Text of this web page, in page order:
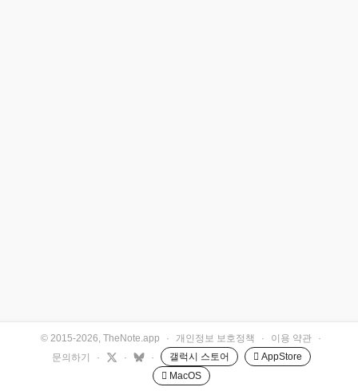
© 2015-2026, TheNote.app · 개인정보 보호정책 · 이용 약관
·
문의하기
· · · 갤럭시 스토어
 AppStore
 MacOS